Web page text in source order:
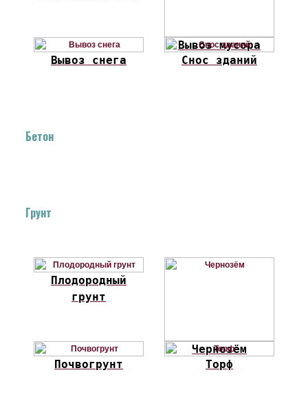
Вывоз мусора
Вывоз снега
Снос зданий
Бетон
Грунт
Плодородный
грунт
Чернозём
Почвогрунт
Торф